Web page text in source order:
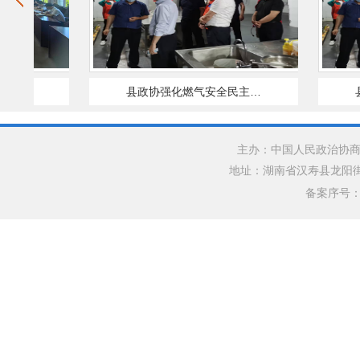
县政协强化燃气安全民主…
主办：中国人民政治协
地址：湖南省汉寿县龙
备案序号